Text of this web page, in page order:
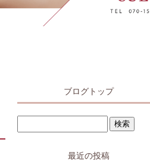
ブログトップ
最近の投稿